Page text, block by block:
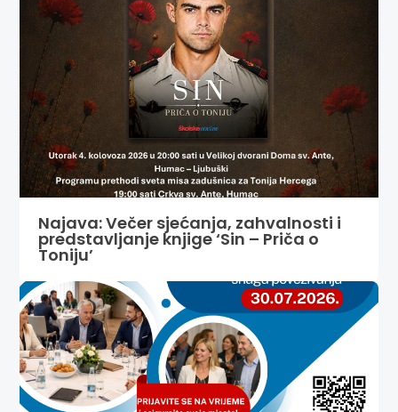
Najava: Večer sjećanja, zahvalnosti i
predstavljanje knjige ‘Sin – Priča o
Toniju’